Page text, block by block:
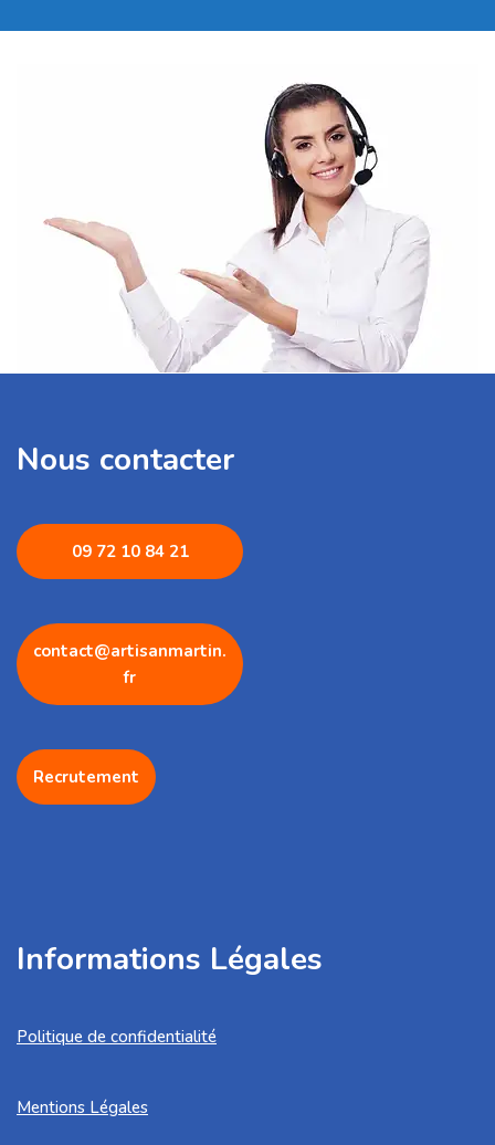
Nous contacter
09 72 10 84 21
contact@artisanmartin.
fr
Recrutement
Informations Légales
Politique de confidentialité
Mentions Légales